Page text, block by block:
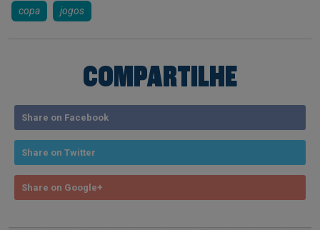
copa jogos
COMPARTILHE
Share on Facebook
Share on Twitter
Share on Google+